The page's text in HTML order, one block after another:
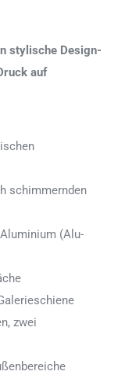
stylische Design-
auf
schimmernden
(Alu-
zwei